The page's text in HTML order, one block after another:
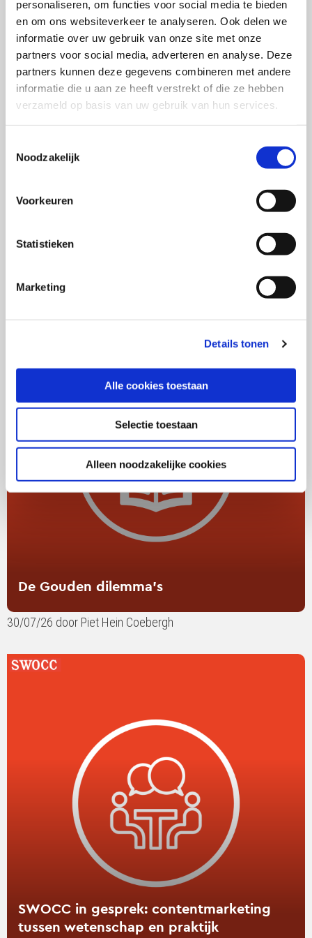
personaliseren, om functies voor social media te bieden
en om ons websiteverkeer te analyseren. Ook delen we
informatie over uw gebruik van onze site met onze
partners voor social media, adverteren en analyse. Deze
partners kunnen deze gegevens combineren met andere
informatie die u aan ze heeft verstrekt of die ze hebben
verzameld op basis van uw gebruik van hun services.
Noodzakelijk
Voorkeuren
Statistieken
Marketing
Details tonen
Alle cookies toestaan
Selectie toestaan
Alleen noodzakelijke cookies
OVER DE AUTEUR
Ernst de Peebehaalde in januari 2014 zijn
master Corporate Communicatie aan de
Universiteit van Amsterdam. Hij studeerde af
op het onderwerp crisiscommunicatie en is
belangstellend volger van de escapades van
grote organisaties op Twitter.
Meer over dit onderwerp
De Gouden dilemma’s
30/07/26 door Piet Hein Coebergh
Lees
dilemma’s
SWOCC in gesprek: contentmarketing
tussen wetenschap en praktijk
Lees